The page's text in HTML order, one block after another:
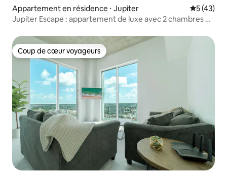
Appartement en résidence ⋅ Jupiter
5 (43)
Jupiter Escape : appartement de luxe avec 2 chambres et
Coup de cœur voyageurs
Coup de cœur voyageurs